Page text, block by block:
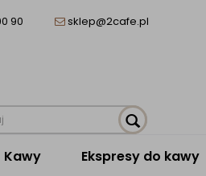
90 sklep@2cafe.pl
Kawy Ekspresy do kawy